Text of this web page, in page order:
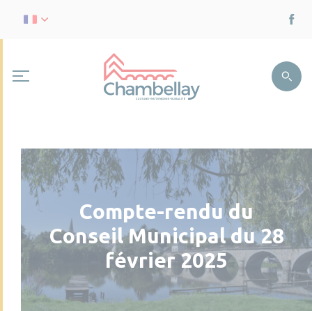
Compte-rendu du
Conseil Municipal du 28
février 2025